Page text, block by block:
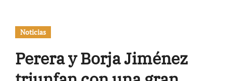
Noticias
Perera y Borja Jiménez